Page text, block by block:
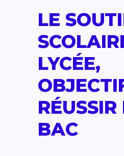
LE
LYCÉE,
RÉUSSIR
BAC